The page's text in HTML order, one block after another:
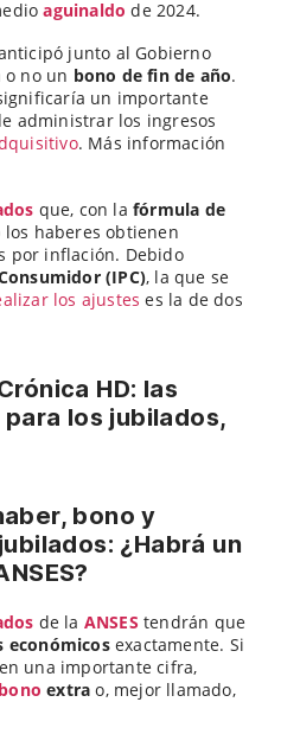
aguinaldo de 2024.
junto al Gobierno
no un bono de fin de año.
un importante
administrar los ingresos
. Más información
que, con lafórmula de
los haberes obtienen
por inflación. Debido
(IPC), la que se
los ajustes es la de dos
HD: las
los jubilados,
bono y
¿Habrá un
de la ANSES tendrán que
económicosexactamente. Si
una importante cifra,
bono extra o, mejor llamado,